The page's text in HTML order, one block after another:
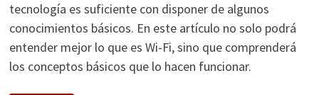
tecnología es suficiente con disponer de algunos
conocimientos básicos. En este artículo no solo podrá
entender mejor lo que es Wi-Fi, sino que comprenderá
los conceptos básicos que lo hacen funcionar.